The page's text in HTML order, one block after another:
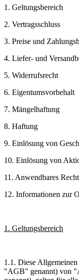
1. Geltungsbereich
2. Vertragsschluss
3. Preise und
4. Liefer- und
5. Widerrufsrecht
6. Eigentumsvorbehalt
7. Mängelhaftung
8. Haftung
9. Einlösung von
10. Einlösung von
11. Anwendbares Recht
12. Informationen zur
1. Geltungsbereich
1.1. Diese
"AGB" genannt) von